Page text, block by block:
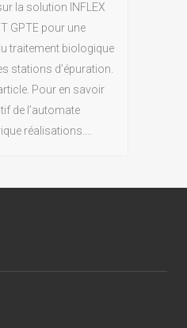
la solution INFLEX
GPTE pour une
traitement biologique
stations d’épuration.
Pour en savoir
de l’automate
réalisations....